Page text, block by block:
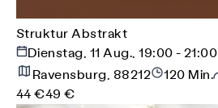
Struktur Abstrakt
Dienstag, 11 Aug., 19:00 - 21:00
Ravensburg, 88212
120 Min.
44 €49 €